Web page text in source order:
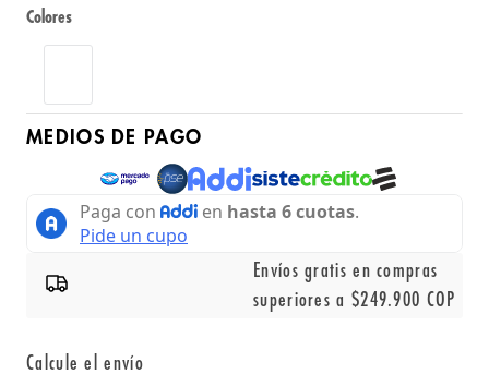
Colores
MEDIOS DE PAGO
Envíos gratis en compras
superiores a $249.900 COP
Calcule el envío